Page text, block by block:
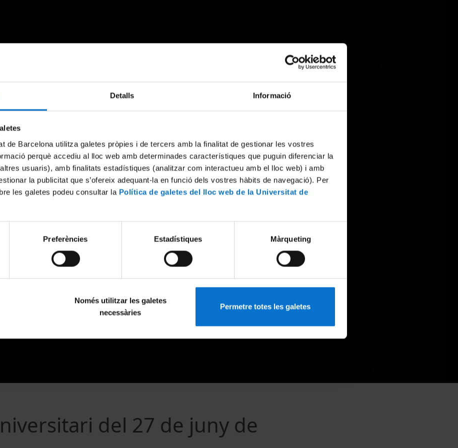
Detalls Informació
de Barcelona utilitza galetes pròpies i de tercers amb la finalitat de gestionar les vostres
perquè accediu al lloc web amb determinades característiques que puguin diferenciar la
usuaris), amb finalitats estadístiques (analitzar com interactueu amb el lloc web) i amb
la publicitat que s’ofereix adequant-la en funció dels vostres hàbits de navegació). Per
les galetes podeu consultar la Política de galetes del lloc web de la Universitat de
Preferències Estadístiques Màrqueting
Només utilitzar les galetes
necessàries
Permetre totes les galetes
Something went wrong
Try again
del 27 de juny de